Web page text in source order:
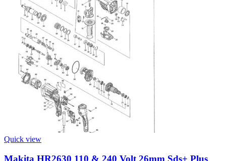
Quick view
Makita HR2630 110 & 240 Volt 26mm Sds+ Plus